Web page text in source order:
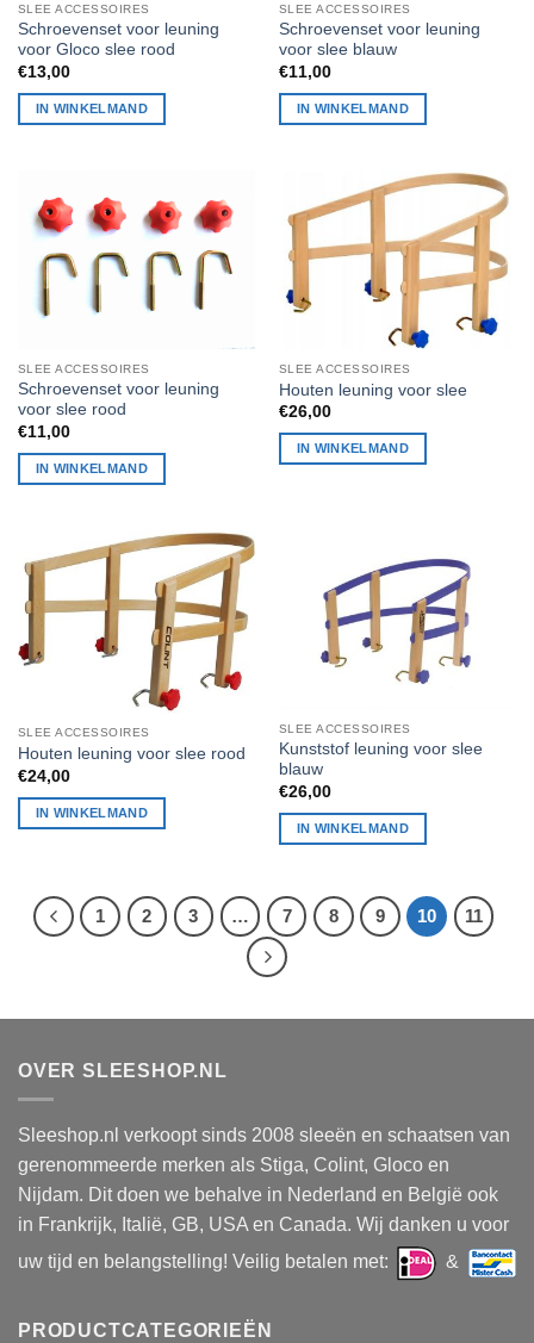
SLEE ACCESSOIRES
Schroevenset voor leuning
voor Gloco slee rood
€13,00
IN WINKELMAND
SLEE ACCESSOIRES
Schroevenset voor leuning
voor slee blauw
€11,00
IN WINKELMAND
SLEE ACCESSOIRES
Schroevenset voor leuning
voor slee rood
€11,00
IN WINKELMAND
SLEE ACCESSOIRES
Houten leuning voor slee
€26,00
IN WINKELMAND
SLEE ACCESSOIRES
Houten leuning voor slee rood
€24,00
IN WINKELMAND
SLEE ACCESSOIRES
Kunststof leuning voor slee
blauw
€26,00
IN WINKELMAND
1 2 3 … 7 8 9 10 11
OVER SLEESHOP.NL
Sleeshop.nl verkoopt sinds 2008 sleeën en schaatsen van
gerenommeerde merken als Stiga, Colint, Gloco en
Nijdam. Dit doen we behalve in Nederland en België ook
in Frankrijk, Italië, GB, USA en Canada. Wij danken u voor
uw tijd en belangstelling! Veilig betalen met:
&
PRODUCTCATEGORIEËN